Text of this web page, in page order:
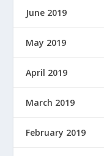
June 2019
May 2019
April 2019
March 2019
February 2019